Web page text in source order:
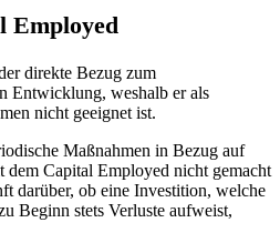
Employed
direkte Bezug zum
Entwicklung, weshalb er als
nicht geeignet ist.
Maßnahmen in Bezug auf
Capital Employed nicht gemacht
darüber, ob eine Investition, welche
Beginn stets Verluste aufweist,